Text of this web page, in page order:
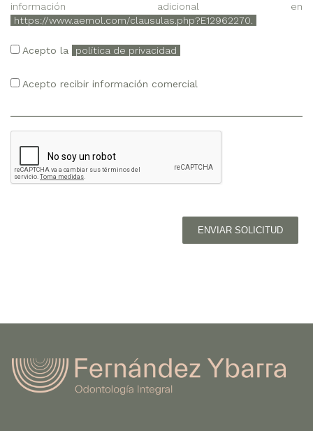
información adicional en
https://www.aemol.com/clausulas.php?E12962270.
Acepto la política de privacidad
Acepto recibir información comercial
ENVIAR SOLICITUD